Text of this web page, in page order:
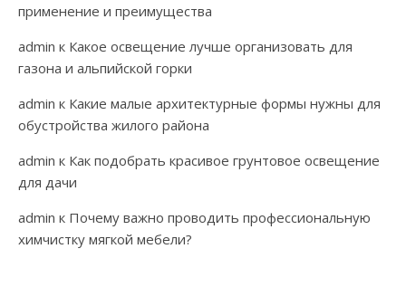
применение и преимущества
admin к Какое освещение лучше организовать для
газона и альпийской горки
admin к Какие малые архитектурные формы нужны для
обустройства жилого района
admin к Как подобрать красивое грунтовое освещение
для дачи
admin к Почему важно проводить профессиональную
химчистку мягкой мебели?